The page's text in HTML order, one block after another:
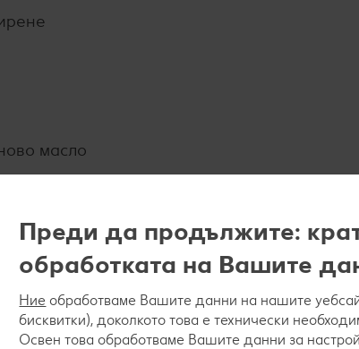
масло
списъка за пазаруване
Преди да продължите:
обработката на Вашите
Ние обработваме Вашите данни на нашите
бисквитки), доколкото това е технически
Освен това обработваме Вашите данни за